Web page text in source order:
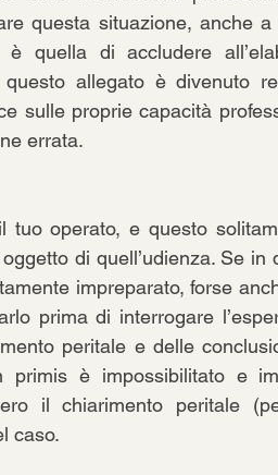
questa situazione, anche
quella di accludere
allegato è divenuto
sulle proprie capacità
errata.
operato, e questo
di quell’udienza. Se
impreparato, forse
prima di interrogare
peritale e delle
è impossibilitato e
il chiarimento peritale
caso.